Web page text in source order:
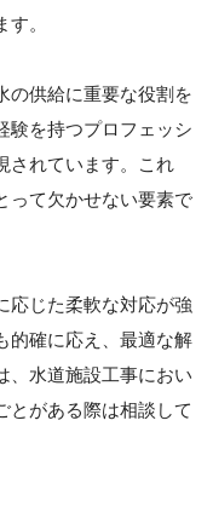
。
の供給に重要な役割を
験を持つプロフェッシ
されています。これ
って欠かせない要素で
応じた柔軟な対応が強
的確に応え、最適な解
、水道施設工事におい
とがある際は相談して